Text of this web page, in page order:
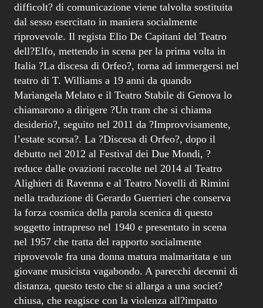
difficolt? di comunicazione viene talvolta sostituita
dal sesso esercitato in maniera socialmente
riprovevole. Il regista Elio De Capitani del Teatro
dell?Elfo, mettendo in scena per la prima volta in
Italia ?La discesa di Orfeo?, torna ad immergersi nel
teatro di T. Williams a 19 anni da quando
Mariangela Melato e il Teatro Stabile di Genova lo
chiamarono a dirigere ?Un tram che si chiama
desiderio?, seguito nel 2011 da ?Improvvisamente,
l’estate scorsa?. La ?Discesa di Orfeo?, dopo il
debutto nel 2012 al Festival dei Due Mondi, ?
reduce dalle ovazioni raccolte nel 2014 al Teatro
Alighieri di Ravenna e al Teatro Novelli di Rimini
nella traduzione di Gerardo Guerrieri che conserva
la forza cosmica della parola scenica di questo
soggetto intrapreso nel 1940 e presentato in scena
nel 1957 che tratta del rapporto socialmente
riprovevole fra una donna matura malmaritata e un
giovane musicista vagabondo. A parecchi decenni di
distanza, questo testo che si allarga a una societ?
chiusa, che reagisce con la violenza all?impatto